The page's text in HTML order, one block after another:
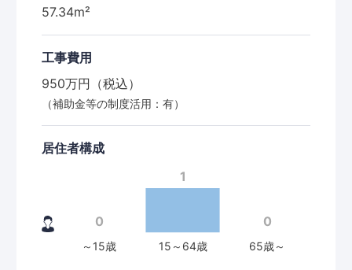
57.34m²
工事費用
950万円（税込）
（補助金等の制度活用：有）
居住者構成